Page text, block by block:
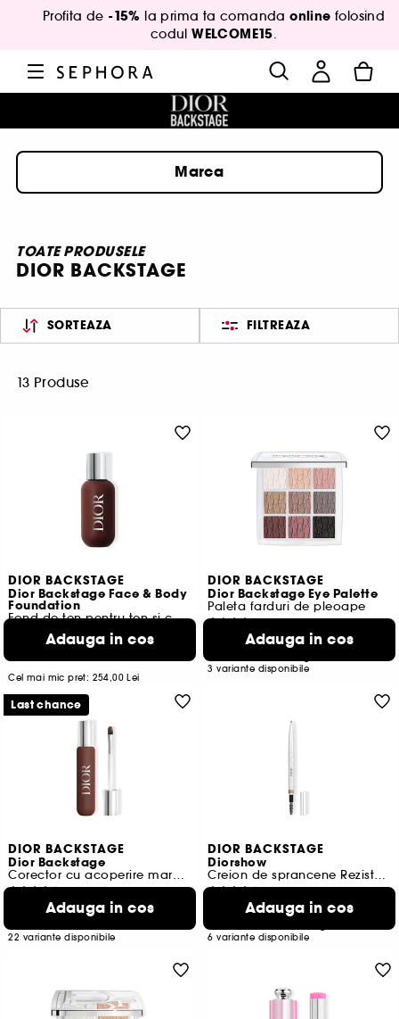
Profita de -15% la prima ta comandaonline folosind
codulWELCOME15.
Marca
TOATE PRODUSELE
DIOR BACKSTAGE
SORTEAZA FILTREAZA
13 Produse
DIOR BACKSTAGE
Dior Backstage Face & Body
Foundation
Fond de ten pentru ten si corp
202,50 Lei
Cel mai mic pret: 254,00 Lei
405,00 Lei /100ml
20 variante disponibile
Adauga in cos
DIOR BACKSTAGE
Dior Backstage Eye Palette
Paleta farduri de pleoape
134
315,00 Lei
3 variante disponibile
Adauga in cos
DIOR BACKSTAGE
Dior Backstage
Corector cu acoperire mare pentru fata si corp
321
124,50 Lei
22 variante disponibile
Adauga in cos
Last chance
DIOR BACKSTAGE
Diorshow
Creion de sprancene Rezistent la apa
4
198,00 Lei
6 variante disponibile
Adauga in cos